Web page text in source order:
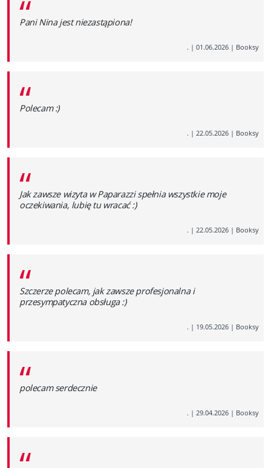
“
Pani Nina jest niezastąpiona!
. | 01.06.2026 | Booksy
“
Polecam :)
. | 22.05.2026 | Booksy
“
Jak zawsze wizyta w Paparazzi spełnia wszystkie moje
oczekiwania, lubię tu wracać :)
. | 22.05.2026 | Booksy
“
Szczerze polecam, jak zawsze profesjonalna i
przesympatyczna obsługa :)
. | 19.05.2026 | Booksy
“
polecam serdecznie
. | 29.04.2026 | Booksy